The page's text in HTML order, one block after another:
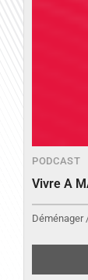
PODCAST
Vivre A
Déménager